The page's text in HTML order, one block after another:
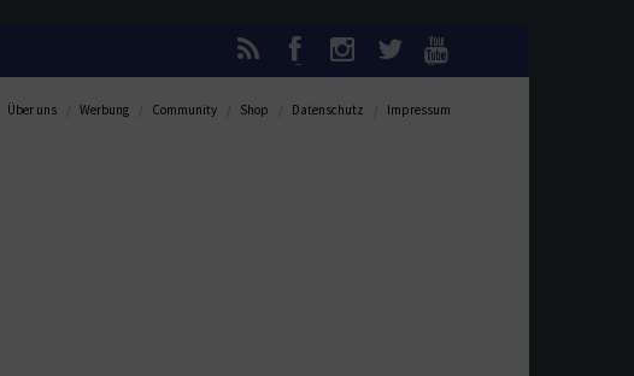
Über uns Werbung Community Shop Datenschutz Impressum